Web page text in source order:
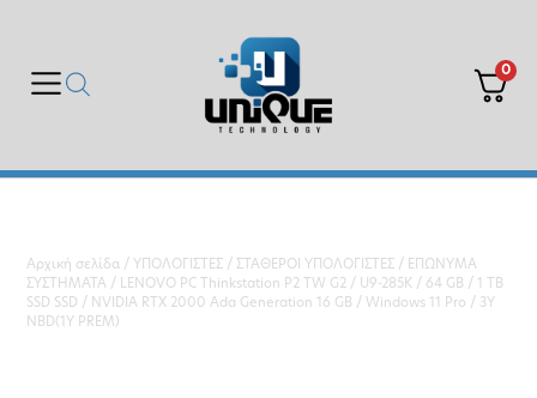
0
Αρχική σελίδα / ΥΠΟΛΟΓΙΣΤΕΣ / ΣΤΑΘΕΡΟΙ ΥΠΟΛΟΓΙΣΤΕΣ / ΕΠΩΝΥΜΑ
ΣΥΣΤΗΜΑΤΑ / LENOVO PC Thinkstation P2 TW G2 / U9-285K / 64 GB / 1 TB
SSD SSD / NVIDIA RTX 2000 Ada Generation 16 GB / Windows 11 Pro / 3Y
NBD(1Y PREM)